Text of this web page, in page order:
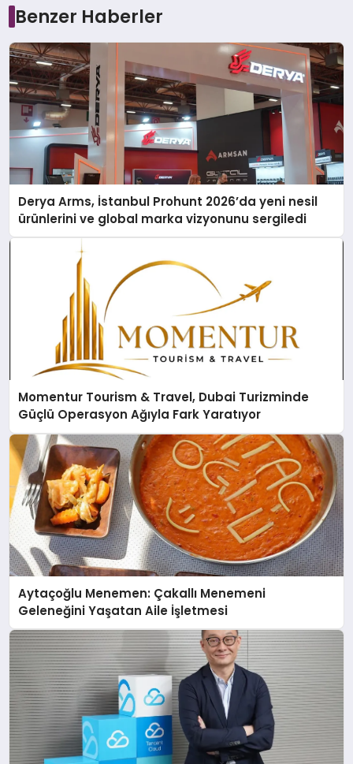
Benzer Haberler
Derya Arms, İstanbul Prohunt 2026’da yeni nesil
ürünlerini ve global marka vizyonunu sergiledi
Momentur Tourism & Travel, Dubai Turizminde
Güçlü Operasyon Ağıyla Fark Yaratıyor
Aytaçoğlu Menemen: Çakallı Menemeni
Geleneğini Yaşatan Aile İşletmesi